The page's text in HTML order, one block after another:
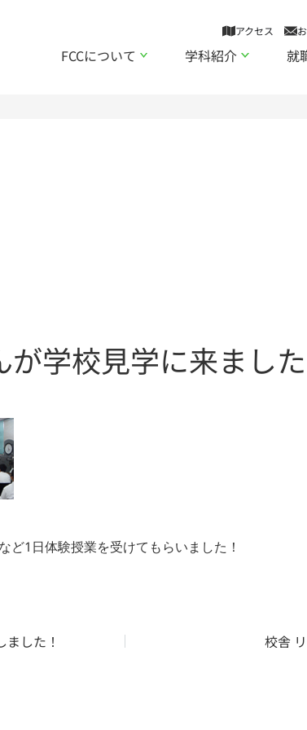
アクセス
FCCについて 学科紹介 就
学校見学に来ました
ど1日体験授業を受けてもらいました！
した！ 校舎